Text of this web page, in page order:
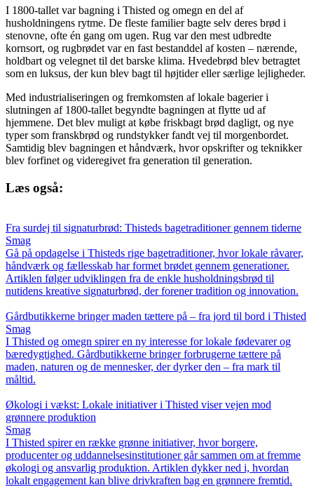
I 1800-tallet var bagning i Thisted og omegn en del af
husholdningens rytme. De fleste familier bagte selv deres brød i
stenovne, ofte én gang om ugen. Rug var den mest udbredte
kornsort, og rugbrødet var en fast bestanddel af kosten – nærende,
holdbart og velegnet til det barske klima. Hvedebrød blev betragtet
som en luksus, der kun blev bagt til højtider eller særlige lejligheder.
Med industrialiseringen og fremkomsten af lokale bagerier i
slutningen af 1800-tallet begyndte bagningen at flytte ud af
hjemmene. Det blev muligt at købe friskbagt brød dagligt, og nye
typer som franskbrød og rundstykker fandt vej til morgenbordet.
Samtidig blev bagningen et håndværk, hvor opskrifter og teknikker
blev forfinet og videregivet fra generation til generation.
Læs også:
Fra surdej til signaturbrød: Thisteds bagetraditioner gennem tiderne
Smag
Gå på opdagelse i Thisteds rige bagetraditioner, hvor lokale råvarer,
håndværk og fællesskab har formet brødet gennem generationer.
Artiklen følger udviklingen fra de enkle husholdningsbrød til
nutidens kreative signaturbrød, der forener tradition og innovation.
Gårdbutikkerne bringer maden tættere på – fra jord til bord i Thisted
Smag
I Thisted og omegn spirer en ny interesse for lokale fødevarer og
bæredygtighed. Gårdbutikkerne bringer forbrugerne tættere på
maden, naturen og de mennesker, der dyrker den – fra mark til
måltid.
Økologi i vækst: Lokale initiativer i Thisted viser vejen mod
grønnere produktion
Smag
I Thisted spirer en række grønne initiativer, hvor borgere,
producenter og uddannelsesinstitutioner går sammen om at fremme
økologi og ansvarlig produktion. Artiklen dykker ned i, hvordan
lokalt engagement kan blive drivkraften bag en grønnere fremtid.